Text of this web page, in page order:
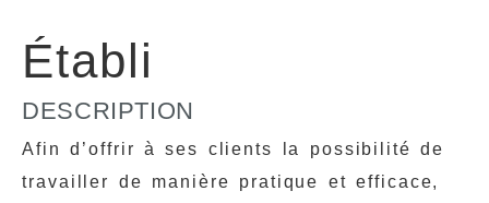
Établi
DESCRIPTION
Afin d’offrir à ses clients la possibilité de
travailler de manière pratique et efficace,